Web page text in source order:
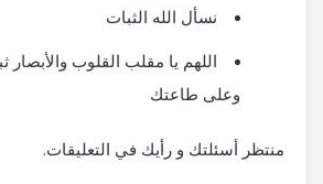
نسأل الله الثبات
اللهم يا مقلب القلوب والأبصار
وعلى طاعتك
منتظر أسئلتك و رأيك في التعليقات.